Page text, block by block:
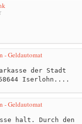
- Geldautomat
der Stadt
Iserlohn....
- Geldautomat
halt. Durch den